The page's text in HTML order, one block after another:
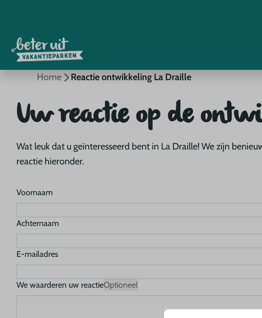
Home Reactie ontwikkeling La Draille
Uw reactie op de
Wat leuk dat u geïnteresseerd bent in La Draille! We zijn
reactie hieronder.
Voornaam
Achternaam
E-mailadres
We waarderen uw reactieOptioneel